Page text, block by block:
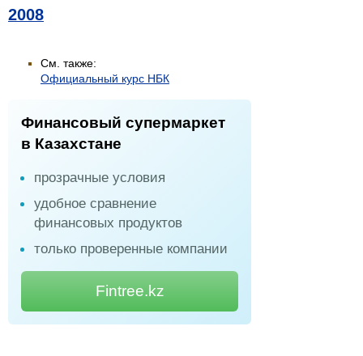
2008
См. также:
Официальный курс НБК
Финансовый супермаркет
в Казахстане
прозрачные условия
удобное сравнение
финансовых продуктов
только проверенные компании
Fintree.kz